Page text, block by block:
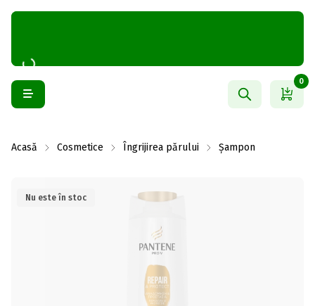
0
Acasă Cosmetice Îngrijirea părului Șampon
Nu este în stoc